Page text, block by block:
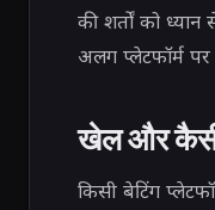
की शर्तों को
अलग प्लेटफॉर्म पर
खेल और
किसी बेटिंग